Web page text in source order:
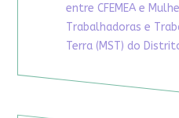
entre CFEMEA e
Trabalhadoras e
Terra (MST) do